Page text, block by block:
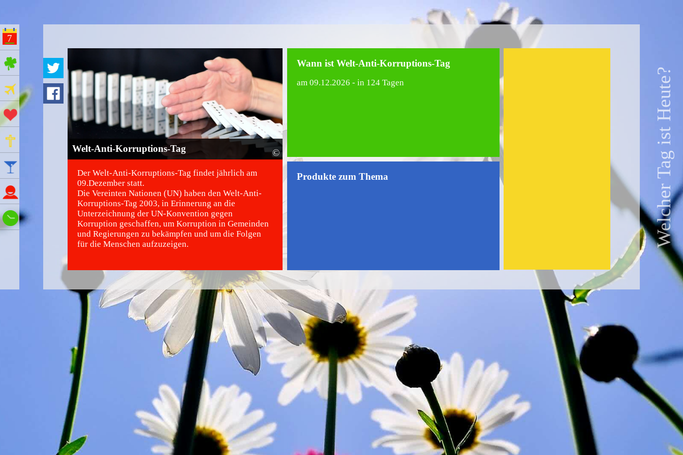
Welcher Tag ist Heute?
7
ges Feiertage
Ferien
Aktionstage
Namenstage
Wie spät ist es?
Welt-Anti-Korruptions-Tag ©
Der Welt-Anti-Korruptions-Tag findet jährlich am
09.Dezember statt.
Die Vereinten Nationen (UN) haben den Welt-Anti-
Korruptions-Tag 2003, in Erinnerung an die
Unterzeichnung der UN-Konvention gegen
Korruption geschaffen, um Korruption in Gemeinden
und Regierungen zu bekämpfen und um die Folgen
für die Menschen aufzuzeigen.
Wann ist Welt-Anti-Korruptions-Tag
am09.12.2026 - in 124 Tagen
Produkte zum Thema